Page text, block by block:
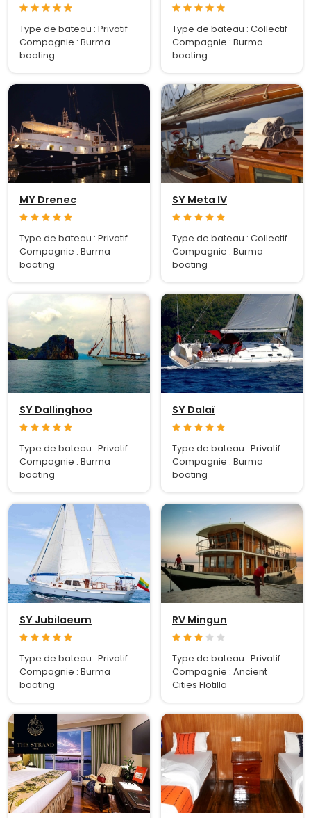
Type de bateau : Privatif
Compagnie : Burma
boating
Type de bateau : Collectif
Compagnie : Burma
boating
MY Drenec
Type de bateau : Privatif
Compagnie : Burma
boating
SY Meta IV
Type de bateau : Collectif
Compagnie : Burma
boating
SY Dallinghoo
Type de bateau : Privatif
Compagnie : Burma
boating
SY Dalaï
Type de bateau : Privatif
Compagnie : Burma
boating
SY Jubilaeum
Type de bateau : Privatif
Compagnie : Burma
boating
RV Mingun
Type de bateau : Privatif
Compagnie : Ancient
Cities Flotilla